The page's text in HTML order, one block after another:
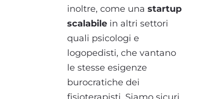
inoltre, come una startup
scalabile in altri settori
quali psicologi e
logopedisti, che vantano
le stesse esigenze
burocratiche dei